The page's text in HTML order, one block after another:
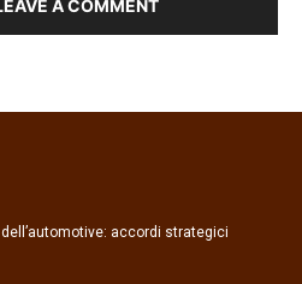
A COMMENT
accordi strategici